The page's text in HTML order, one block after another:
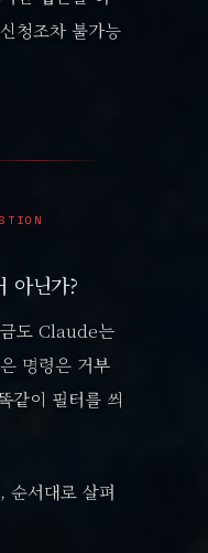
청조차 불가능
아닌가?
도 Claude는
명령은 거부
같이 필터를 씌
순서대로 살펴